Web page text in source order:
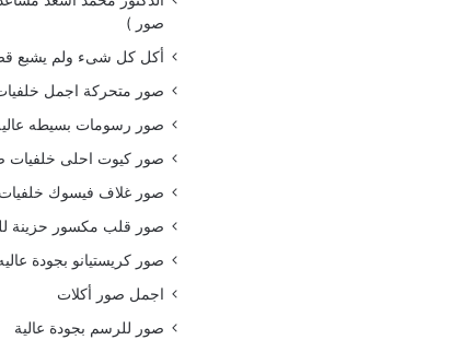
صور )
أكل كل شىء ولم يشبع
صور متحركة اجمل
صور رسومات بسيطه
صور كيوت احلى خلفيات
صور غلاف فيسوك
صور قلب مكسور حزينة
صور كريستيانو بجودة
اجمل صور أكلات
صور للرسم بجودة عالية